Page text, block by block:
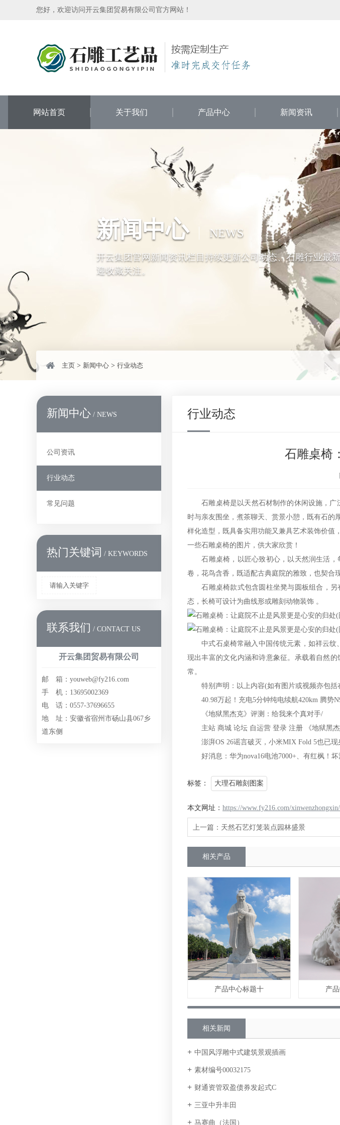
-
雕
您好，欢迎访问开云集团贸易有限公司官方网站！
网站首页 关于我们 产品中心 新闻资讯
新闻中心 NEWS
开云集团官网新闻资讯栏目持续更新公司动态、石雕行业最
迎收藏关注。
主页 > 新闻中心 > 行业动态
新闻中心 / NEWS
公司资讯
行业动态
常见问题
热门关键词 / KEYWORDS
请输入关键字
联系我们 / CONTACT US
开云集团贸易有限公司
邮 箱：youweb@fy216.com
手 机：13695002369
电 话：0557-37696655
地 址：安徽省宿州市砀山县067乡
道东侧
行业动态
石雕桌椅
石雕桌椅是以‌天然石材制作的休闲设施，广
时与亲友围坐，煮茶聊天、赏景小憩，既有石的
样化造型，既具备实用功能又兼具艺术装饰价值
一些石雕桌椅的图片，供大家欣赏！
石雕桌椅，以匠心致初心，以天然润生活，
卷，花鸟含香，既适配古典庭院的雅致，也契合
石雕桌椅款式包含‌圆柱坐凳与圆板组合‌，另
态，长椅可设计为曲线形或雕刻动物装饰 。‌
中式石桌椅常融入中国传统元素，如‌祥云纹
现出丰富的文化内涵和诗意象征。承载着自然
常。
特别声明：以上内容(如有图片或视频亦包括
40.98万起！充电5分钟纯电续航420km 腾势
《地狱黑杰克》评测：给我来个真对手/
主站 商城 论坛 自运营 登录 注册 《地狱黑杰
澎湃OS 26谣言破灭，小米MIX Fold 5也已现
好消息：华为nova16电池7000+、有红枫！坏
标签： 大理石雕刻图案
本文网址： https://www.fy216.com/
上一篇： 天然石艺灯笼装点园林盛景
相关产品
产品中心标题十 产
相关新闻
中国风浮雕中式建筑景观插画
素材编号00032175
财通资管双盈债券发起式C
三亚中升丰田
马赛曲（法国）